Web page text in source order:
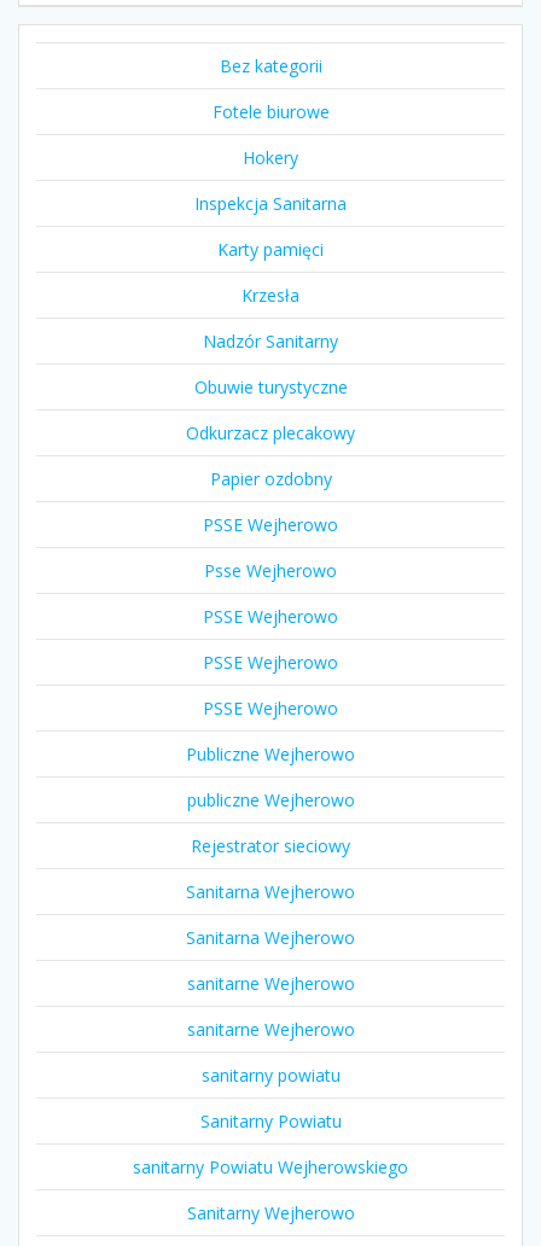
Bez kategorii
Fotele biurowe
Hokery
Inspekcja Sanitarna
Karty pamięci
Krzesła
Nadzór Sanitarny
Obuwie turystyczne
Odkurzacz plecakowy
Papier ozdobny
PSSE Wejherowo
Psse Wejherowo
PSSE Wejherowo
PSSE Wejherowo
PSSE Wejherowo
Publiczne Wejherowo
publiczne Wejherowo
Rejestrator sieciowy
Sanitarna Wejherowo
Sanitarna Wejherowo
sanitarne Wejherowo
sanitarne Wejherowo
sanitarny powiatu
Sanitarny Powiatu
sanitarny Powiatu Wejherowskiego
Sanitarny Wejherowo